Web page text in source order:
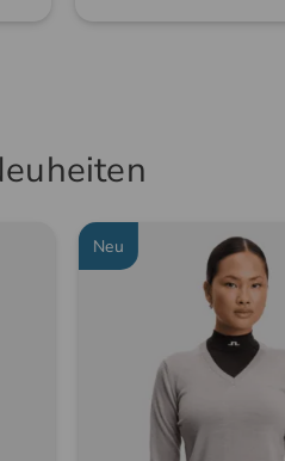
Neu